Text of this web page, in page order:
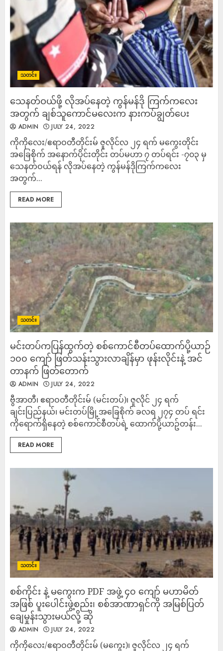
သတင်း
သေနတ်ဝယ်ဖို့ လိုအပ်နေတဲ့ ကွန်မန်ဒို ကြက်ကလေး
အတွက် ချစ်သူကောင်မလေးက နားကပ်ချွတ်ပေး
ADMIN JULY 24, 2022
ကိုကိုလေး/ဧရာဝတီတိုင်းမ် ဇူလိုင်လ ၂၄ ရက် မကွေးတိုင်း
အခြေစိုက် အနောက်ပိုင်းတိုင်း တပ်မဟာ ၇ တပ်ရင်း -၇၀၃ မှ
သေနတ်ဝယ်ရန် လိုအပ်နေတဲ့ ကွန်မန်ဒိုကြက်ကလေး
အတွက်...
READ MORE
သတင်း
မင်းတပ်ကပြန်ထွက်တဲ့ စစ်ကောင်စီတပ်ထောက်ပို့ယာဉ်
၁၀၀ ကျော် ဖြတ်သန်းသွားလာချိန်မှာ ဖုန်းလိုင်းနဲ့ အင်
တာနက် ဖြတ်တောက်
ADMIN JULY 24, 2022
ဗွီအာတီ၊ ဧရာဝတီတိုင်းမ် (မင်းတပ်)၊ ဇူလိုင် ၂၄ ရက်
ချင်းပြည်နယ်၊ မင်းတပ်မြို့အခြေစိုက် ခလရ ၂၇၄ တပ် ရင်း
ကိုရောက်ရှိနေတဲ့ စစ်ကောင်စီတပ်ရဲ့ ထောက်ပို့ယာဥ်တန်း...
READ MORE
သတင်း
စစ်ကိုင်း နဲ့ မကွေးက PDF အဖွဲ့ ၄၀ ကျော် မဟာမိတ်
အဖြစ် ပူးပေါင်းဖွဲ့စည်း၊ စစ်အာဏာရှင်ကို အမြစ်ပြတ်
ချေမှုန်းသွားမယ်လို့ ဆို
ADMIN JULY 24, 2022
ကိုကိုလေး/ဧရာဝတီတိုင်းမ် (မကွေး)၊ ဇူလိုင်လ ၂၄ ရက်